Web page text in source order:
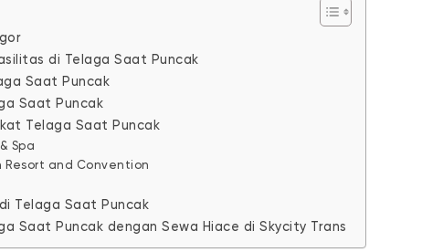
di Telaga Saat Puncak
Saat Puncak
Saat Puncak
Telaga Saat Puncak
Spa
Resort and Convention
Telaga Saat Puncak
Saat Puncak dengan Sewa Hiace di Skycity Trans